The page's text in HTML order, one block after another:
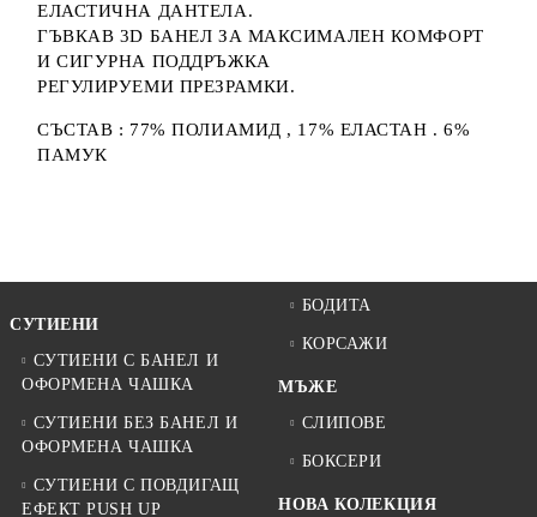
ЕЛАСТИЧНА ДАНТЕЛА.
ГЪВКАВ 3D БАНЕЛ ЗА МАКСИМАЛЕН КОМФОРТ
И СИГУРНА ПОДДРЪЖКА
РЕГУЛИРУЕМИ ПРЕЗРАМКИ.
СЪСТАВ : 77% ПОЛИАМИД , 17% ЕЛАСТАН . 6%
ПАМУК
СУТИЕНИ
СУТИЕНИ С БАНЕЛ И
ОФОРМЕНА ЧАШКА
СУТИЕНИ БЕЗ БАНЕЛ И
ОФОРМЕНА ЧАШКА
СУТИЕНИ С ПОВДИГАЩ
ЕФЕКТ PUSH UP
БОДИТА
КОРСАЖИ
МЪЖЕ
СЛИПОВЕ
БОКСЕРИ
НОВА КОЛЕКЦИЯ